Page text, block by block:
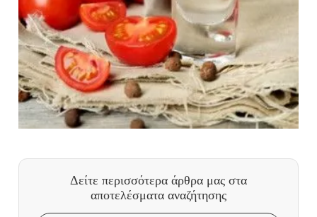
Δείτε περισσότερα άρθρα μας στα
αποτελέσματα αναζήτησης